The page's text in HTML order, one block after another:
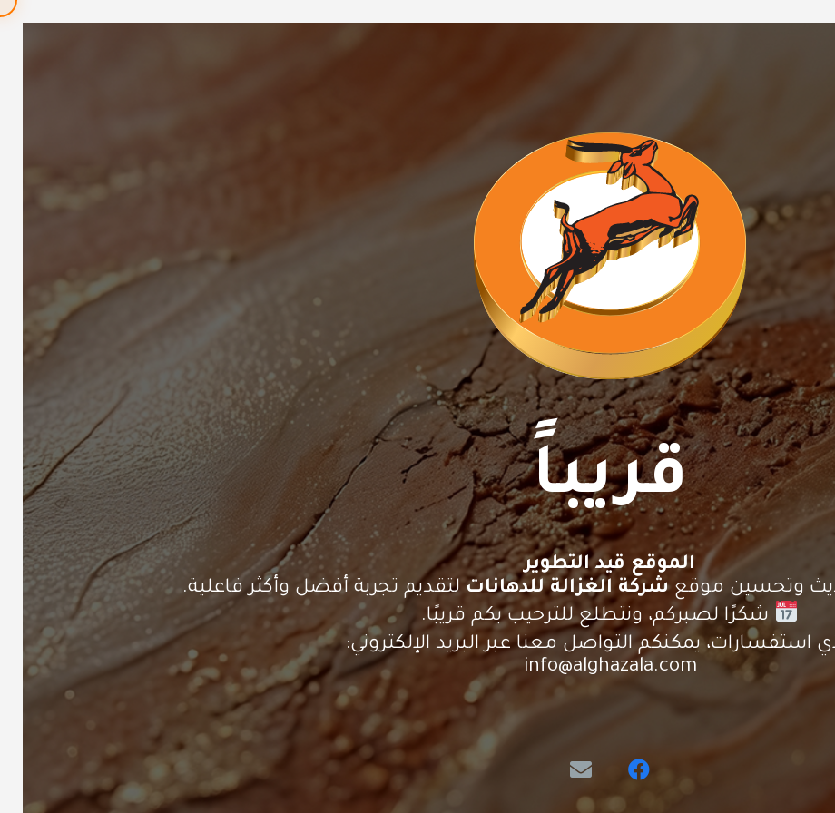
قريباً
الموقع قيد التطوير
وتحسين موقعشركة الغزالة للدهانات لتقديم تجربة أفضل وأكثر فاعلية.
شكرًا لصبركم، ونتطلع للترحيب بكم قريبًا.
استفسارات، يمكنكم التواصل معنا عبر البريد الإلكتروني:
info@alghazala.com